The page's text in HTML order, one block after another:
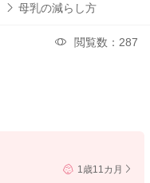
母乳の減らし方
閲覧数：287
1歳11カ月